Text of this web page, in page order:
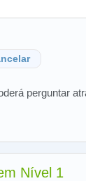
perguntar
Nível 1